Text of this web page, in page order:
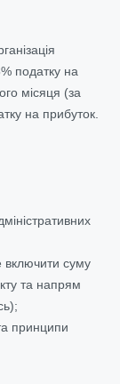
податку на
місяця (за
на прибуток.
включити суму
та напрям
принципи